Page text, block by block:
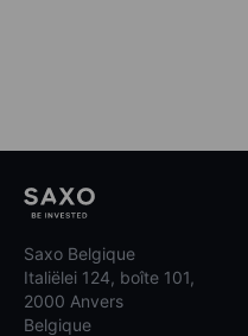
Saxo Belgique
Italiëlei 124, boîte 101,
2000 Anvers
Belgique